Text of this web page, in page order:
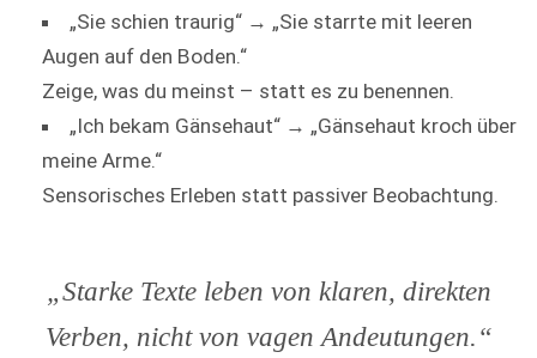
„Sie schien traurig“ → „Sie starrte mit leeren
Augen auf den Boden.“
Zeige, was du meinst – statt es zu benennen.
„Ich bekam Gänsehaut“ → „Gänsehaut kroch über
meine Arme.“
Sensorisches Erleben statt passiver Beobachtung.
„Starke Texte leben von klaren, direkten
Verben, nicht von vagen Andeutungen.“